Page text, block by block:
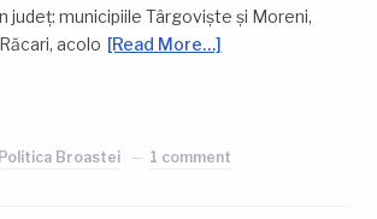
județ: municipiile Târgoviște și Moreni,
acolo [Read More…]
Politica Broastei 1 comment